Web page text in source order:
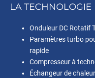
LA TECHNOLOGIE
Onduleur DC Rotatif
Paramètres turbo
rapide
Compresseur à
Échangeur de